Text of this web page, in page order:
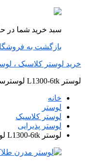
سبد خرید شما در
بازگشت به
خرید لوستر کلاسیک ،
لوستر L1300-6tk لوسترسازان
خانه
لوستر
لوستر کلاسیک
لوستر پذیرایی
لوستر L1300-6tk لوسترسازان